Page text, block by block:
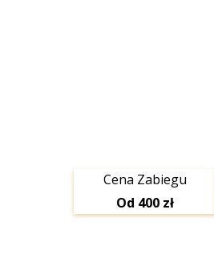
Cena Zabiegu
Od 400 zł